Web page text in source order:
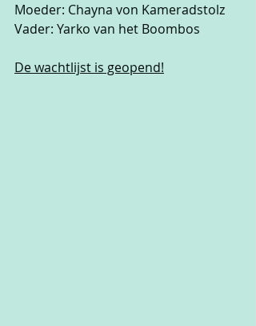
Moeder: Chayna von Kameradstolz
Vader: Yarko van het Boombos
De wachtlijst is geopend!